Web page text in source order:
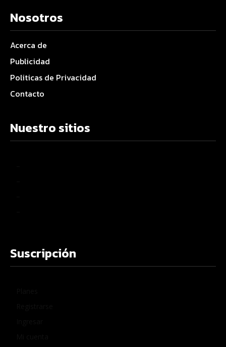
Nosotros
Acerca de
Publicidad
Politicas de Privacidad
Contacto
Nuestro sitios
Suscripción